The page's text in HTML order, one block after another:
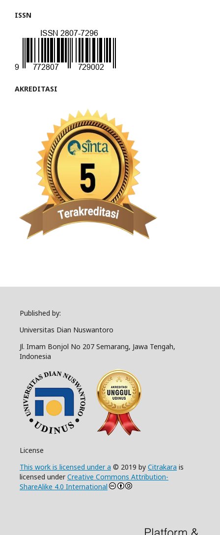
ISSN
AKREDITASI
Published by:
Universitas Dian Nuswantoro
Jl. Imam Bonjol No 207 Semarang, Jawa Tengah,
Indonesia
License
This work is licensed under a © 2019 by Citrakara is
licensed underCreative Commons Attribution-
ShareAlike 4.0 International